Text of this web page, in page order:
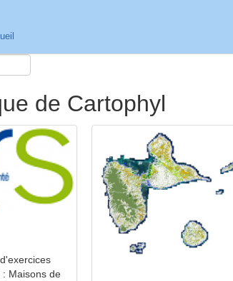
de Cartophyl
Maisons de